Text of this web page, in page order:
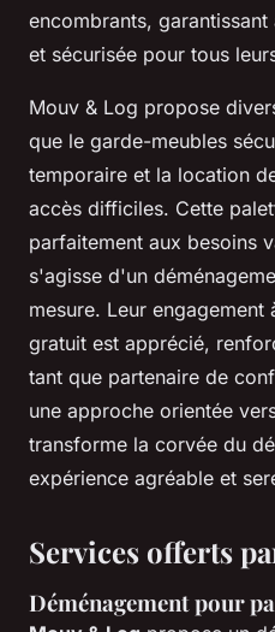
encombrants,
et sécurisée pour tous
Mouv & Log propose
que le garde-meubles
temporaire et la location
accès difficiles. Cette
parfaitement aux besoins
s'agisse d'un
mesure. Leur
gratuit est apprécié,
tant que partenaire de
une approche orientée
transforme la corvée du
expérience agréable et
Services offerts
Déménagement pour